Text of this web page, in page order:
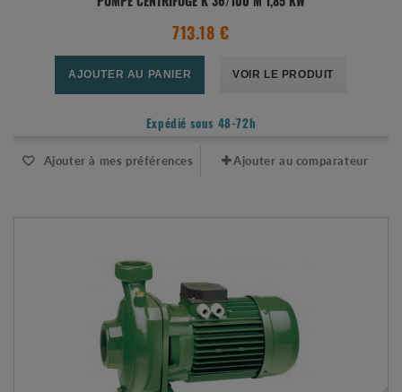
POMPE CENTRIFUGE K 36/100 M 1,85 KW
713.18 €
AJOUTER AU PANIER VOIR LE PRODUIT
Expédié sous 48-72h
Ajouter à mes préférences Ajouter au comparateur